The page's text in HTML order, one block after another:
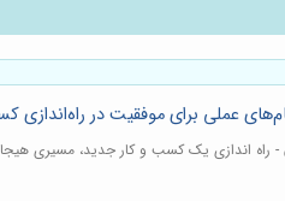
عملی برای موفقیت در راه‌اندازی
راه اندازی یک کسب و کار جدید، مسیری